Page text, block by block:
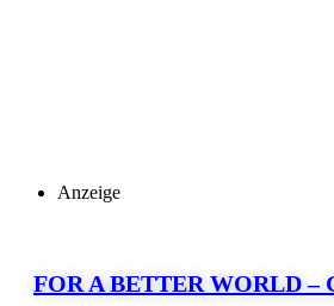
Anzeige
FOR A BETTER WORLD –